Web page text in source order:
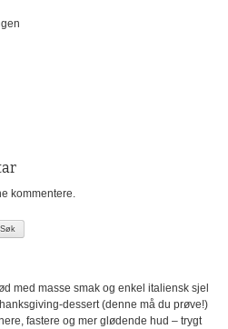
kommentere.
med masse smak og enkel italiensk sjel
dessert (denne må du prøve!)
fastere og mer glødende hud – trygt